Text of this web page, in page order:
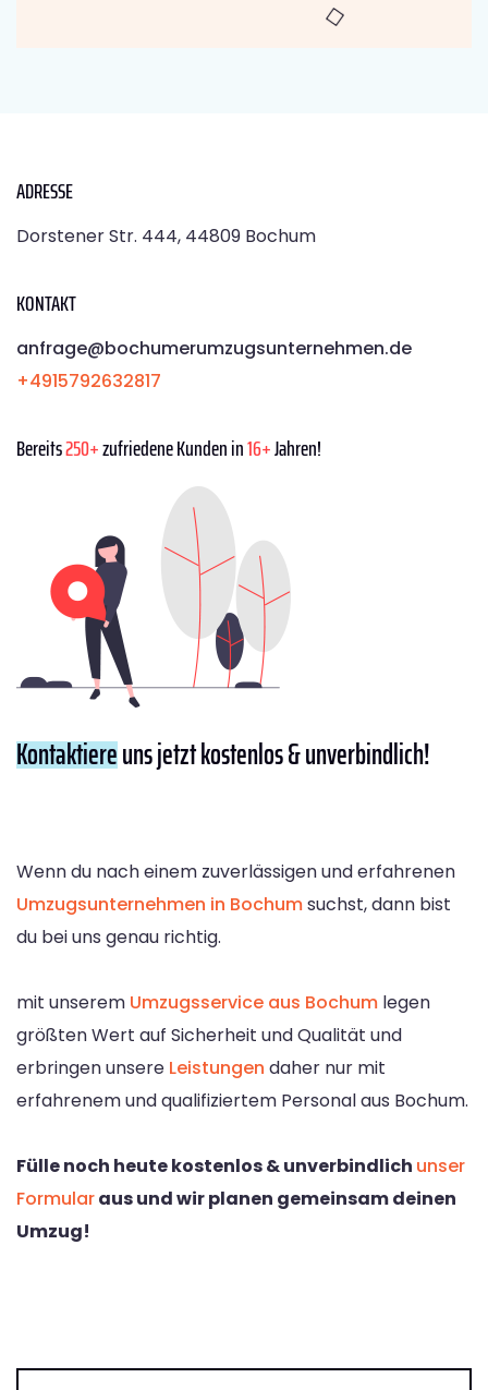
ADRESSE
Dorstener Str. 444, 44809 Bochum
KONTAKT
anfrage@bochumerumzugsunternehmen.de
+4915792632817
Bereits250+zufriedene Kunden in16+Jahren!
Kontaktiereuns jetzt kostenlos & unverbindlich!
Wenn du nach einem zuverlässigen und erfahrenen
Umzugsunternehmen in Bochumsuchst, dann bist
du bei uns genau richtig.
mit unserem Umzugsservice aus Bochum legen
größten Wert auf Sicherheit und Qualität und
erbringen unsere Leistungen daher nur mit
erfahrenem und qualifiziertem Personal aus Bochum.
Fülle noch heute kostenlos & unverbindlich unser
Formularaus und wir planen gemeinsam deinen
Umzug!